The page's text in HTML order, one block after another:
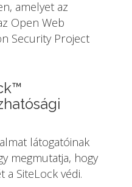
amelyet az
Open Web
Security Project
látogatóinak
megmutatja, hogy
a SiteLock védi.